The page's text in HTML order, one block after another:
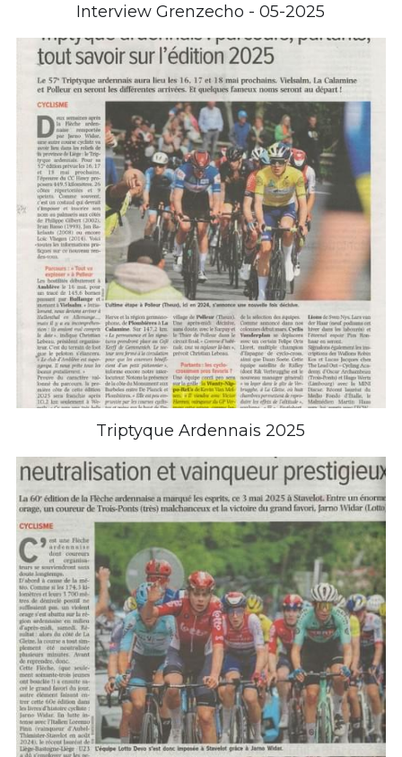
Interview Grenzecho - 05-2025
Triptyque Ardennais 2025